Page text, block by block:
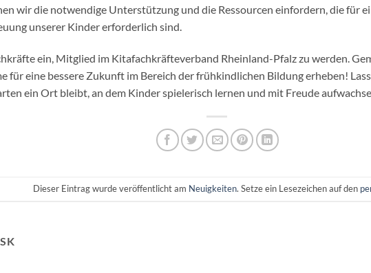
wir die notwendige Unterstützung und die Ressourcen einfordern, die für
unserer Kinder erforderlich sind.
ein, Mitglied im Kitafachkräfteverband Rheinland-Pfalz zu werden.
für eine bessere Zukunft im Bereich der frühkindlichen Bildung erheben!
ein Ort bleibt, an dem Kinder spielerisch lernen und mit Freude
Dieser Eintrag wurde veröffentlicht am Neuigkeiten. Setze ein Lesezeichen auf den
SK